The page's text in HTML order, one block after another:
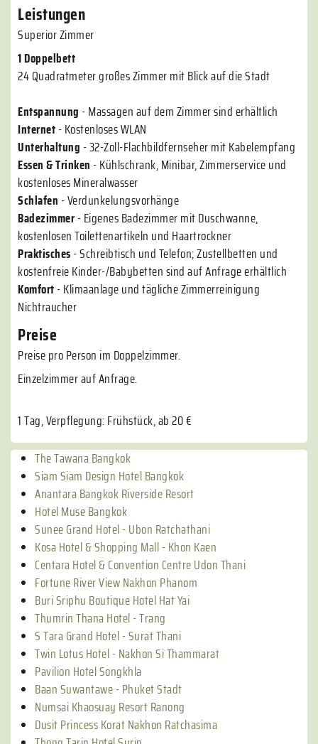
Leistungen
Superior Zimmer
1 Doppelbett
24 Quadratmeter großes Zimmer mit Blick auf die Stadt
Entspannung - Massagen auf dem Zimmer sind erhältlich
Internet- Kostenloses WLAN
Unterhaltung - 32-Zoll-Flachbildfernseher mit Kabelempfang
Essen & Trinken - Kühlschrank, Minibar, Zimmerservice und
kostenloses Mineralwasser
Schlafen - Verdunkelungsvorhänge
Badezimmer- Eigenes Badezimmer mit Duschwanne,
kostenlosen Toilettenartikeln und Haartrockner
Praktisches- Schreibtisch und Telefon; Zustellbetten und
kostenfreie Kinder-/Babybetten sind auf Anfrage erhältlich
Komfort- Klimaanlage und tägliche Zimmerreinigung
Nichtraucher
Preise
Preise pro Person im Doppelzimmer.
Einzelzimmer auf Anfrage.
1 Tag, Verpflegung: Frühstück, ab 20 €
The Tawana Bangkok
Siam Siam Design Hotel Bangkok
Anantara Bangkok Riverside Resort
Hotel Muse Bangkok
Sunee Grand Hotel - Ubon Ratchathani
Kosa Hotel & Shopping Mall - Khon Kaen
Centara Hotel & Convention Centre Udon Thani
Fortune River View Nakhon Phanom
Buri Sriphu Boutique Hotel Hat Yai
Thumrin Thana Hotel - Trang
S Tara Grand Hotel - Surat Thani
Twin Lotus Hotel - Nakhon Si Thammarat
Pavilion Hotel Songkhla
Baan Suwantawe - Phuket Stadt
Numsai Khaosuay Resort Ranong
Dusit Princess Korat Nakhon Ratchasima